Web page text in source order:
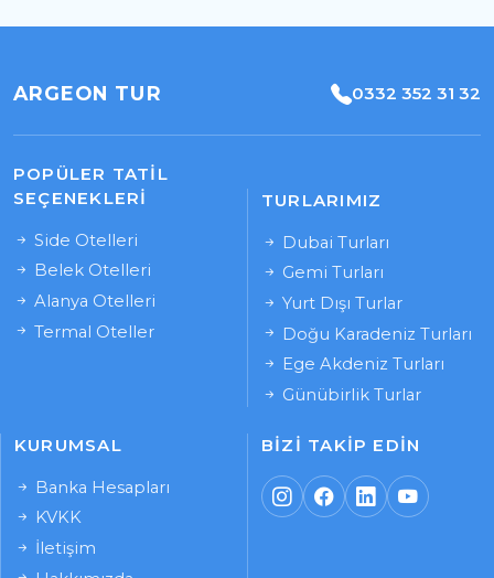
ARGEON TUR 0332 352 31 32
POPÜLER TATIL
SEÇENEKLERI
Side Otelleri
Belek Otelleri
Alanya Otelleri
Termal Oteller
TURLARIMIZ
Dubai Turları
Gemi Turları
Yurt Dışı Turlar
Doğu Karadeniz Turları
Ege Akdeniz Turları
Günübirlik Turlar
KURUMSAL
Banka Hesapları
KVKK
İletişim
BIZI TAKIP EDIN